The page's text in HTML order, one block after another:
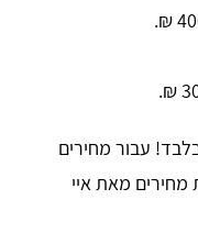
עבור מחירים
קבלו כעת 3 הצעות מחירים מאת איי